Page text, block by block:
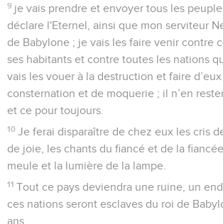
9 je vais prendre et envoyer tous les
déclare l'Eternel, ainsi que mon serviteur
de Babylone ; je vais les faire venir contre
ses habitants et contre toutes les nations
vais les vouer à la destruction et faire
consternation et de moquerie ; il n’en
et ce pour toujours.
10 Je ferai disparaître de chez eux les cris
de joie, les chants du fiancé et de la
meule et la lumière de la lampe.
11 Tout ce pays deviendra une ruine, un
ces nations seront esclaves du roi de
ans.